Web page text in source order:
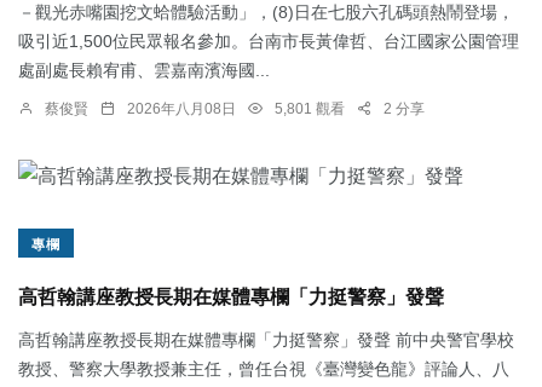
－觀光赤嘴園挖文蛤體驗活動」，(8)日在七股六孔碼頭熱鬧登場，
吸引近1,500位民眾報名參加。台南市長黃偉哲、台江國家公園管理
處副處長賴宥甫、雲嘉南濱海國...
蔡俊賢 2026年八月08日 5,801 觀看 2 分享
專欄
高哲翰講座教授長期在媒體專欄「力挺警察」發聲
高哲翰講座教授長期在媒體專欄「力挺警察」發聲 前中央警官學校
教授、警察大學教授兼主任，曾任台視《臺灣變色龍》評論人、八